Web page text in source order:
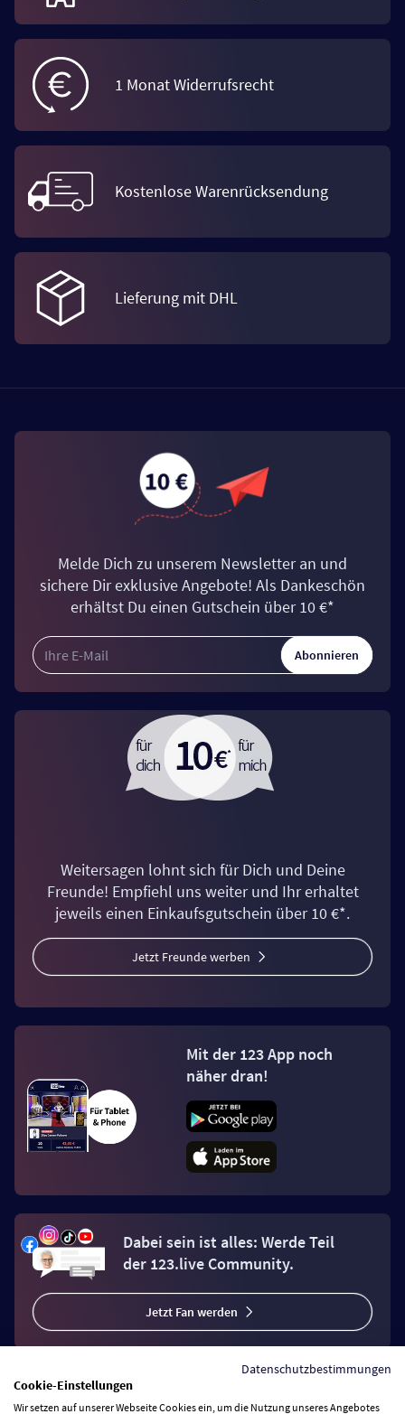
1 Monat Widerrufsrecht
Kostenlose Warenrücksendung
Lieferung mit DHL
Melde Dich zu unserem Newsletter an und
sichere Dir exklusive Angebote! Als Dankeschön
erhältst Du einen Gutschein über 10 €*
Abonnieren
Weitersagen lohnt sich für Dich und Deine
Freunde! Empfiehl uns weiter und Ihr erhaltet
jeweils einen Einkaufsgutschein über 10 €*.
Jetzt Freunde werben
Mit der 123 App noch
näher dran!
Dabei sein ist alles: Werde Teil
der 123.live Community.
Jetzt Fan werden
Datenschutzbestimmungen
Cookie-Einstellungen
Wir setzen auf unserer Webseite Cookies ein, um die Nutzung unseres Angebotes